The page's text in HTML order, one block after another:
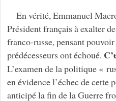
En vérité, Emmanuel
Président français à exalter
franco-russe, pensant
prédécesseurs ont échoué.
L’examen de la politique «
en évidence l’échec de cette
anticipé la fin de la Guerre